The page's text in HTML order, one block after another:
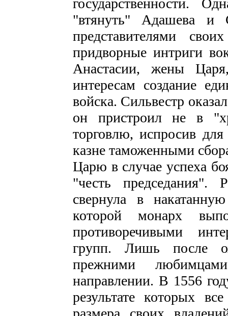
государственности.
"втянуть" Адашева и
представителями
придворные интриги
Анастасии, жены
интересам создание
войска. Сильвестр
он пристроил не в
торговлю, испросив
казне таможенными
Царю в случае успеха
"честь председания".
свернула в
которой монарх
противоречивыми
групп. Лишь после
прежними
направлении. В 1556
результате которых